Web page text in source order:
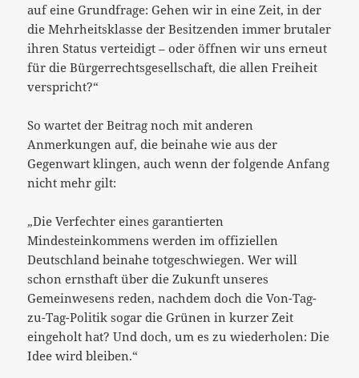
auf eine Grundfrage: Gehen wir in eine Zeit, in der
die Mehrheitsklasse der Besitzenden immer brutaler
ihren Status verteidigt – oder öffnen wir uns erneut
für die Bürgerrechtsgesellschaft, die allen Freiheit
verspricht?“
So wartet der Beitrag noch mit anderen
Anmerkungen auf, die beinahe wie aus der
Gegenwart klingen, auch wenn der folgende Anfang
nicht mehr gilt:
„Die Verfechter eines garantierten
Mindesteinkommens werden im offiziellen
Deutschland beinahe totgeschwiegen. Wer will
schon ernsthaft über die Zukunft unseres
Gemeinwesens reden, nachdem doch die Von-Tag-
zu-Tag-Politik sogar die Grünen in kurzer Zeit
eingeholt hat? Und doch, um es zu wiederholen: Die
Idee wird bleiben.“